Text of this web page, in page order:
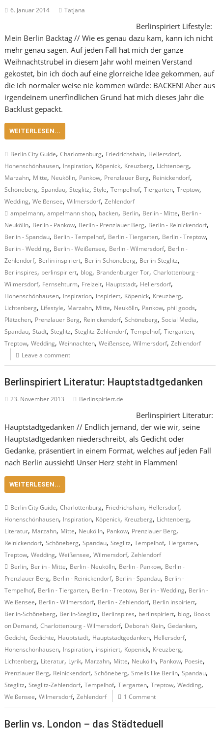
6. Januar 2014 Tatjana
Berlinspiriert Lifestyle:
Mein Berlin Backtag // Wie es genau dazu kam, kann ich nicht
mehr genau sagen. Auf jeden Fall hat mich der ganze
Weihnachtstrubel in diesem Jahr wohl meinen Verstand
gekostet, bin ich doch auf eine glorreiche Idee gekommen, auf
die ich normaler weise nie kommen würde: BACKEN! Aber aus
irgendeinem unerfindlichen Grund hat mich dieses Jahr die
Backlust gepackt.
WEITERLESEN...
Berlin City Guide,Charlottenburg, Friedrichshain, Hellersdorf,
Hohenschönhausen, Inspiration, Köpenick, Kreuzberg, Lichtenberg,
Marzahn, Mitte, Neukölln, Pankow, Prenzlauer Berg, Reinickendorf,
Schöneberg,Spandau,Steglitz,Style,Tempelhof,Tiergarten,Treptow,
Wedding,Weißensee,Wilmersdorf,Zehlendorf
ampelmann,ampelmann shop, backen, Berlin, Berlin - Mitte, Berlin -
Neukölln, Berlin - Pankow, Berlin - Prenzlauer Berg, Berlin - Reinickendorf,
Berlin - Spandau, Berlin - Tempelhof, Berlin - Tiergarten, Berlin - Treptow,
Berlin - Wedding, Berlin - Weißensee, Berlin - Wilmersdorf, Berlin -
Zehlendorf, Berlin inspiriert, Berlin-Schöneberg, Berlin-Steglitz,
Berlinspires, berlinspiriert, blog, Brandenburger Tor,Charlottenburg -
Wilmersdorf, Fernsehturm, Freizeit, Hauptstadt, Hellersdorf,
Hohenschönhausen, Inspiration, inspiriert, Köpenick, Kreuzberg,
Lichtenberg, Lifestyle, Marzahn, Mitte, Neukölln, Pankow, phil goods,
Plätzchen, Prenzlauer Berg, Reinickendorf,Schöneberg,Social Media,
Spandau,Stadt,Steglitz,Steglitz-Zehlendorf,Tempelhof,Tiergarten,
Treptow,Wedding,Weihnachten,Weißensee,Wilmersdorf,Zehlendorf
Leave a comment
Berlinspiriert Literatur: Hauptstadtgedanken
23. November 2013 Berlinspiriert.de
Berlinspiriert Literatur:
Hauptstadtgedanken // Endlich jemand, der wie wir, seine
Hauptstadtgedanken niederschreibt, als Gedicht oder
Gedanke, präsentiert in einem Format, welches auf jeden Fall
nach Berlin aussieht! Unser Herz steht in Flammen!
WEITERLESEN...
Berlin City Guide,Charlottenburg, Friedrichshain, Hellersdorf,
Hohenschönhausen, Inspiration, Köpenick, Kreuzberg, Lichtenberg,
Literatur, Marzahn, Mitte, Neukölln, Pankow, Prenzlauer Berg,
Reinickendorf,Schöneberg,Spandau,Steglitz,Tempelhof,Tiergarten,
Treptow,Wedding,Weißensee,Wilmersdorf,Zehlendorf
Berlin, Berlin - Mitte, Berlin - Neukölln, Berlin - Pankow, Berlin -
Prenzlauer Berg, Berlin - Reinickendorf, Berlin - Spandau, Berlin -
Tempelhof, Berlin - Tiergarten, Berlin - Treptow, Berlin - Wedding, Berlin -
Weißensee, Berlin - Wilmersdorf, Berlin - Zehlendorf, Berlin inspiriert,
Berlin-Schöneberg, Berlin-Steglitz, Berlinspires, berlinspiriert, blog, Books
on Demand,Charlottenburg - Wilmersdorf, Deborah Klein,Gedanken,
Gedicht,Gedichte, Hauptstadt, Hauptstadtgedanken, Hellersdorf,
Hohenschönhausen, Inspiration, inspiriert, Köpenick, Kreuzberg,
Lichtenberg, Literatur, Lyrik, Marzahn, Mitte, Neukölln, Pankow, Poesie,
Prenzlauer Berg, Reinickendorf,Schöneberg,Smells like Berlin,Spandau,
Steglitz,Steglitz-Zehlendorf,Tempelhof,Tiergarten,Treptow,Wedding,
Weißensee,Wilmersdorf,Zehlendorf 1 Comment
Berlin vs. London – das Städteduell